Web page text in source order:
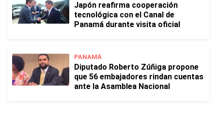
Japón reafirma cooperación
tecnológica con el Canal de
Panamá durante visita oficial
PANAMÁ
Diputado Roberto Zúñiga propone
que 56 embajadores rindan cuentas
ante la Asamblea Nacional